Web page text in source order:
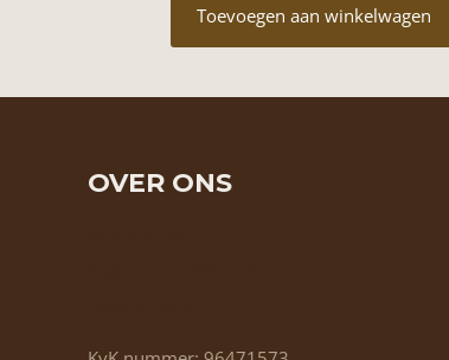
Toevoegen aan winkelwagen
OVER ONS